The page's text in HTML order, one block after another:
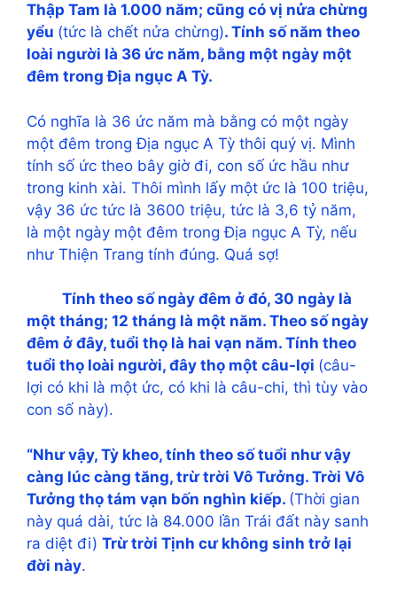
Thập Tam là 1.000 năm; cũng có vị nửa chừng
yểu (tức là chết nửa chừng). Tính số năm theo
loài người là 36 ức năm, bằng một ngày một
đêm trong Địa ngục A Tỳ.
Có nghĩa là 36 ức năm mà bằng có một ngày
một đêm trong Địa ngục A Tỳ thôi quý vị. Mình
tính số ức theo bây giờ đi, con số ức hầu như
trong kinh xài. Thôi mình lấy một ức là 100 triệu,
vậy 36 ức tức là 3600 triệu, tức là 3,6 tỷ năm,
là một ngày một đêm trong Địa ngục A Tỳ, nếu
như Thiện Trang tính đúng. Quá sợ!
Tính theo số ngày đêm ở đó, 30 ngày là
một tháng; 12 tháng là một năm. Theo số ngày
đêm ở đây, tuổi thọ là hai vạn năm. Tính theo
tuổi thọ loài người, đây thọ một câu-lợi (câu-
lợi có khi là một ức, có khi là câu-chi, thì tùy vào
con số này).
“Như vậy, Tỳ kheo, tính theo số tuổi như vậy
càng lúc càng tăng, trừ trời Vô Tưởng. Trời Vô
Tưởng thọ tám vạn bốn nghìn kiếp. (Thời gian
này quá dài, tức là 84.000 lần Trái đất này sanh
ra diệt đi) Trừ trời Tịnh cư không sinh trở lại
đời này.